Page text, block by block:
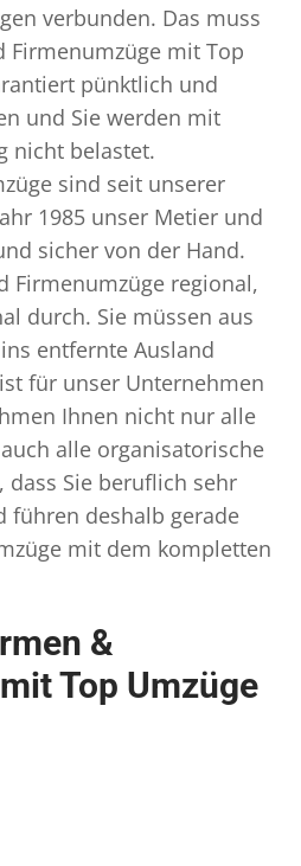
verbunden. Das muss
Firmenumzüge mit Top
pünktlich und
und Sie werden mit
nicht belastet.
sind seit unserer
1985 unser Metier und
sicher von der Hand.
Firmenumzüge regional,
durch. Sie müssen aus
entfernte Ausland
für unser Unternehmen
Ihnen nicht nur alle
alle organisatorische
dass Sie beruflich sehr
führen deshalb gerade
mit dem kompletten
&
Top Umzüge